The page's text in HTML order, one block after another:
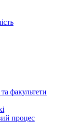
факультети
процес